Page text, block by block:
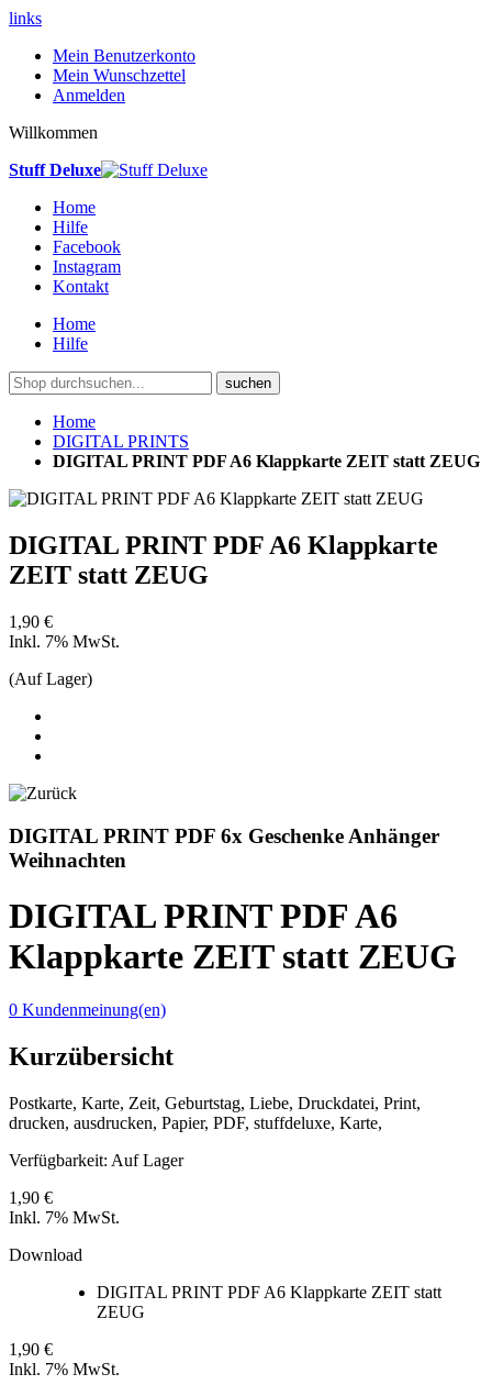
links
Mein Benutzerkonto
Mein Wunschzettel
Anmelden
Willkommen
Stuff Deluxe
Home
Hilfe
Facebook
Instagram
Kontakt
Home
Hilfe
suchen
Home
DIGITAL PRINTS
DIGITAL PRINT PDF A6 Klappkarte ZEIT statt ZEUG
DIGITAL PRINT PDF A6 Klappkarte
ZEIT statt ZEUG
1,90 €
Inkl. 7% MwSt.
(Auf Lager)
DIGITAL PRINT PDF 6x Geschenke Anhänger
Weihnachten
DIGITAL PRINT PDF A6
Klappkarte ZEIT statt ZEUG
0 Kundenmeinung(en)
Kurzübersicht
Postkarte, Karte, Zeit, Geburtstag, Liebe, Druckdatei, Print,
drucken, ausdrucken, Papier, PDF, stuffdeluxe, Karte,
Verfügbarkeit: Auf Lager
1,90 €
Inkl. 7% MwSt.
Download
DIGITAL PRINT PDF A6 Klappkarte ZEIT statt
ZEUG
1,90 €
Inkl. 7% MwSt.